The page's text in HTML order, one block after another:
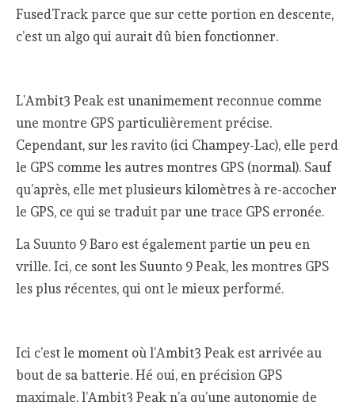
FusedTrack parce que sur cette portion en descente,
c’est un algo qui aurait dû bien fonctionner.
L’Ambit3 Peak est unanimement reconnue comme
une montre GPS particulièrement précise.
Cependant, sur les ravito (ici Champey-Lac), elle perd
le GPS comme les autres montres GPS (normal). Sauf
qu’après, elle met plusieurs kilomètres à re-accocher
le GPS, ce qui se traduit par une trace GPS erronée.
La Suunto 9 Baro est également partie un peu en
vrille. Ici, ce sont les Suunto 9 Peak, les montres GPS
les plus récentes, qui ont le mieux performé.
Ici c’est le moment où l’Ambit3 Peak est arrivée au
bout de sa batterie. Hé oui, en précision GPS
maximale, l’Ambit3 Peak n’a qu’une autonomie de